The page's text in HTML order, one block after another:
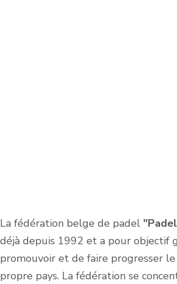
La fédération belge de padel
déjà depuis 1992 et a pour objectif
promouvoir et de faire progresser
propre pays. La fédération se